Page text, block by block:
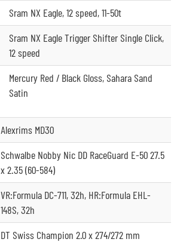
Sram NX Eagle, 12 speed, 11-50t
Sram NX Eagle Trigger Shifter Single Click,
12 speed
Mercury Red / Black Gloss, Sahara Sand
Satin
Alexrims MD30
Schwalbe Nobby Nic DD RaceGuard E-50 27.5
x 2.35 (60-584)
VR:Formula DC-711, 32h, HR:Formula EHL-
148S, 32h
DT Swiss Champion 2.0 x 274/272 mm